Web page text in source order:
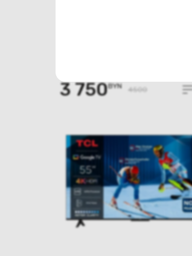
3 750BYN 4500